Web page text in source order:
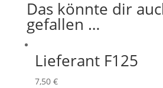
Das könnte dir
gefallen …
Lieferant F125
7,50 €